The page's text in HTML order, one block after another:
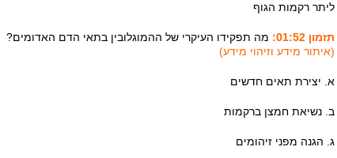
ליתר רקמות הגוף
תזמון 01:52:
מה תפקידו העיקרי של ההמוגלובין בתאי הדם האדומים?
(איתור מידע וזיהוי מידע)
א. יצירת תאים חדשים
ב. נשיאת חמצן ברקמות
ג. הגנה מפני זיהומים